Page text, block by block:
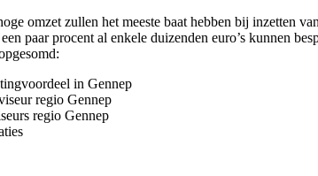
omzet zullen het meeste baat hebben bij inzetten
paar procent al enkele duizenden euro’s kunnen
in Gennep
regio Gennep
regio Gennep